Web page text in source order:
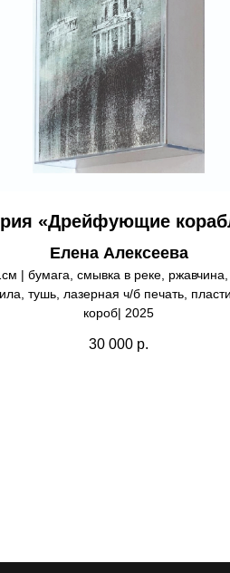
«Дрейфующие
Елена Алексеева
| бумага, смывка в реке, ржавчина,
тушь, лазерная ч/б печать,
короб| 2025
30 000 р.